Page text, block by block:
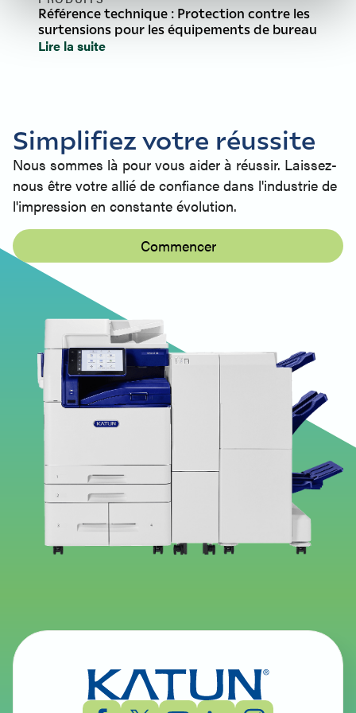
Référence technique : Protection contre les
surtensions pour les équipements de bureau
Lire la suite
Simplifiez votre réussite
Nous sommes là pour vous aider à réussir. Laissez-
nous être votre allié de confiance dans l'industrie de
l'impression en constante évolution.
Commencer